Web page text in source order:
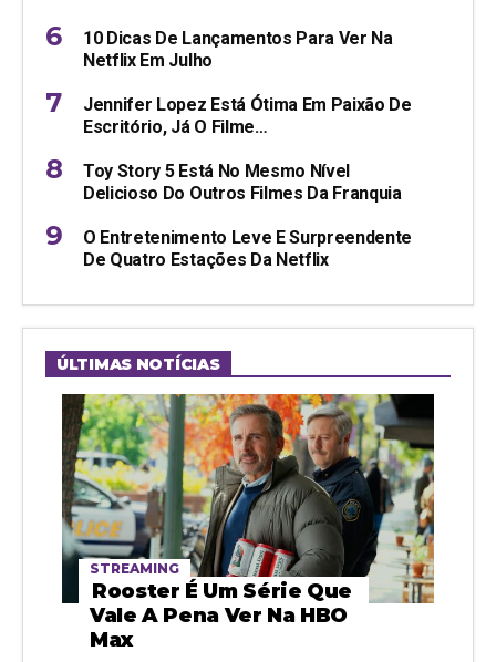
10 Dicas De Lançamentos Para Ver Na
Netflix Em Julho
Jennifer Lopez Está Ótima Em Paixão De
Escritório, Já O Filme…
Toy Story 5 Está No Mesmo Nível
Delicioso Do Outros Filmes Da Franquia
O Entretenimento Leve E Surpreendente
De Quatro Estações Da Netflix
ÚLTIMAS NOTÍCIAS
STREAMING
Rooster É Um Série Que
Vale A Pena Ver Na HBO
Max